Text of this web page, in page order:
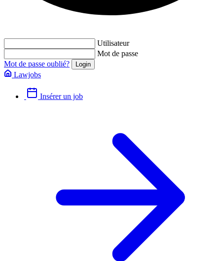
Utilisateur
Mot de passe
Mot de passe oublié?
Lawjobs
Insérer un job